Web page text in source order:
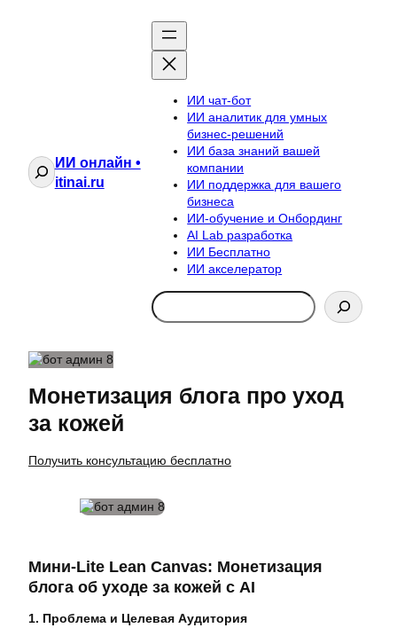
ПоискИИ онлайн •
itinai.ru
ИИ чат-бот
ИИ аналитик для умных
бизнес-решений
ИИ база знаний вашей
компании
ИИ поддержка для вашего
бизнеса
ИИ-обучение и Онбординг
AI Lab разработка
ИИ Бесплатно
ИИ акселератор
Search
Монетизация блога про уход
за кожей
Получить консультацию бесплатно
Мини-Lite Lean Canvas: Монетизация
блога об уходе за кожей с AI
1. Проблема и Целевая Аудитория